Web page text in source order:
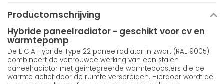
Productomschrijving
Hybride paneelradiator - geschikt voor cv en
warmtepomp
De E.C.A Hybride Type 22 paneelradiator in zwart (RAL 9005)
combineert de vertrouwde werking van een stalen
paneelradiator met geintegreerde warmteboosters die de
warmte actief door de ruimte verspreiden. Hierdoor wordt de